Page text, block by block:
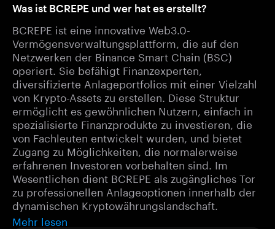
Was ist BCREPE und wer hat es erstellt?
BCREPE ist eine innovative Web3.0-
Vermögensverwaltungsplattform, die auf den
Netzwerken der Binance Smart Chain (BSC)
operiert. Sie befähigt Finanzexperten,
diversifizierte Anlageportfolios mit einer Vielzahl
von Krypto-Assets zu erstellen. Diese Struktur
ermöglicht es gewöhnlichen Nutzern, einfach in
spezialisierte Finanzprodukte zu investieren, die
von Fachleuten entwickelt wurden, und bietet
Zugang zu Möglichkeiten, die normalerweise
erfahrenen Investoren vorbehalten sind. Im
Wesentlichen dient BCREPE als zugängliches Tor
zu professionellen Anlageoptionen innerhalb der
dynamischen Kryptowährungslandschaft.
Mehr lesen